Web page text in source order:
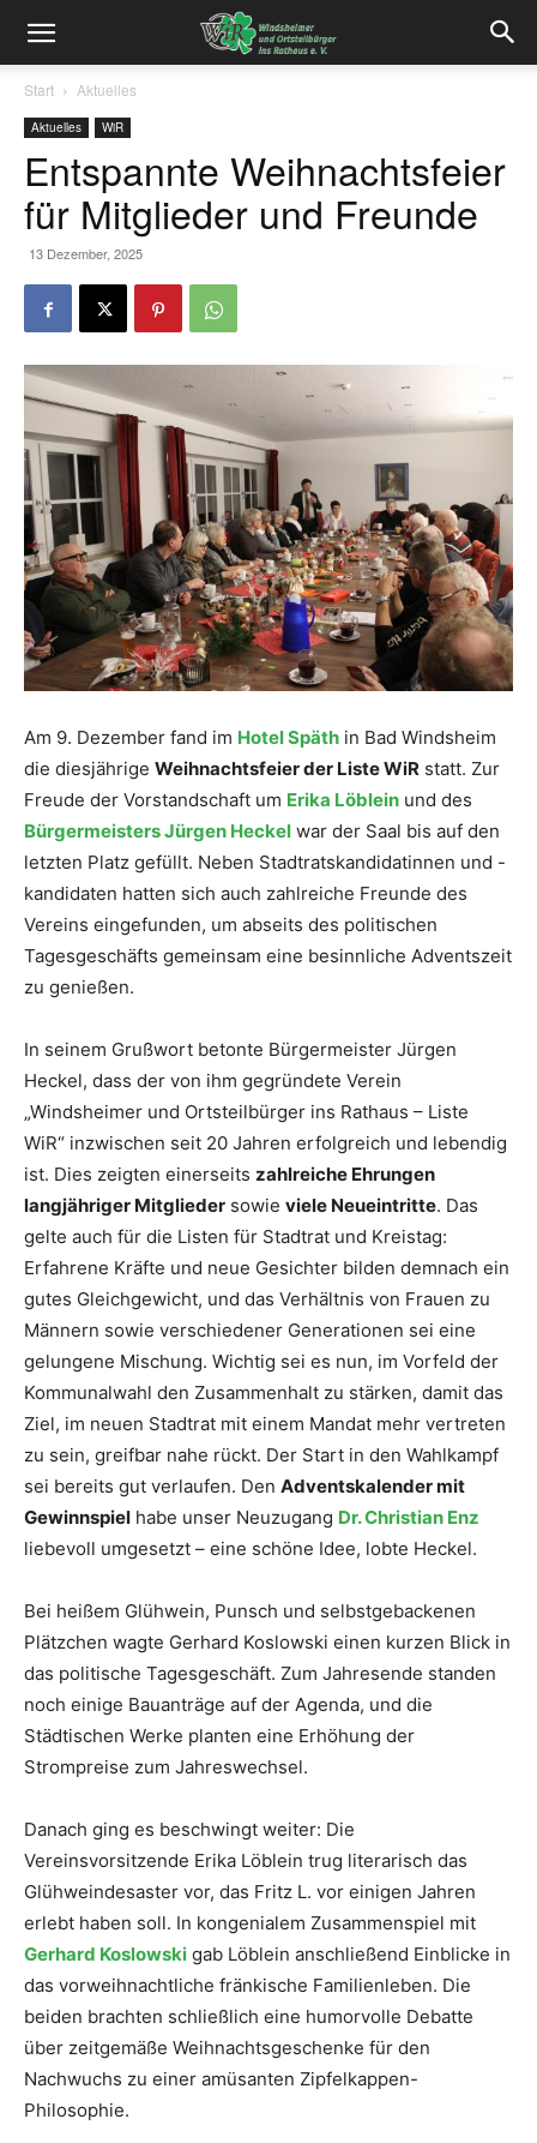
Start Aktuelles
Aktuelles WiR
Entspannte Weihnachtsfeier
für Mitglieder und Freunde
13 Dezember, 2025
Am 9. Dezember fand im Hotel Späth in Bad Windsheim
die diesjährige Weihnachtsfeier der Liste WiR statt. Zur
Freude der Vorstandschaft um Erika Löblein und des
Bürgermeisters Jürgen Heckel war der Saal bis auf den
letzten Platz gefüllt. Neben Stadtratskandidatinnen und -
kandidaten hatten sich auch zahlreiche Freunde des
Vereins eingefunden, um abseits des politischen
Tagesgeschäfts gemeinsam eine besinnliche Adventszeit
zu genießen.
In seinem Grußwort betonte Bürgermeister Jürgen
Heckel, dass der von ihm gegründete Verein
„Windsheimer und Ortsteilbürger ins Rathaus – Liste
WiR“ inzwischen seit 20 Jahren erfolgreich und lebendig
ist. Dies zeigten einerseits zahlreiche Ehrungen
langjähriger Mitglieder sowie viele Neueintritte. Das
gelte auch für die Listen für Stadtrat und Kreistag:
Erfahrene Kräfte und neue Gesichter bilden demnach ein
gutes Gleichgewicht, und das Verhältnis von Frauen zu
Männern sowie verschiedener Generationen sei eine
gelungene Mischung. Wichtig sei es nun, im Vorfeld der
Kommunalwahl den Zusammenhalt zu stärken, damit das
Ziel, im neuen Stadtrat mit einem Mandat mehr vertreten
zu sein, greifbar nahe rückt. Der Start in den Wahlkampf
sei bereits gut verlaufen. Den Adventskalender mit
Gewinnspiel habe unser Neuzugang Dr. Christian Enz
liebevoll umgesetzt – eine schöne Idee, lobte Heckel.
Bei heißem Glühwein, Punsch und selbstgebackenen
Plätzchen wagte Gerhard Koslowski einen kurzen Blick in
das politische Tagesgeschäft. Zum Jahresende standen
noch einige Bauanträge auf der Agenda, und die
Städtischen Werke planten eine Erhöhung der
Strompreise zum Jahreswechsel.
Danach ging es beschwingt weiter: Die
Vereinsvorsitzende Erika Löblein trug literarisch das
Glühweindesaster vor, das Fritz L. vor einigen Jahren
erlebt haben soll. In kongenialem Zusammenspiel mit
Gerhard Koslowski gab Löblein anschließend Einblicke in
das vorweihnachtliche fränkische Familienleben. Die
beiden brachten schließlich eine humorvolle Debatte
über zeitgemäße Weihnachtsgeschenke für den
Nachwuchs zu einer amüsanten Zipfelkappen-
Philosophie.